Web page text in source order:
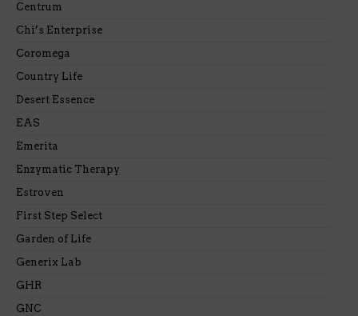
Centrum
Chi’s Enterprise
Coromega
Country Life
Desert Essence
EAS
Emerita
Enzymatic Therapy
Estroven
First Step Select
Garden of Life
Generix Lab
GHR
GNC